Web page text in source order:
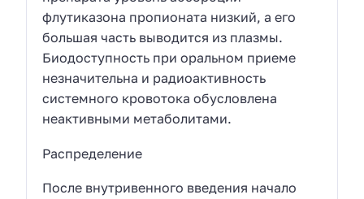
флутиказона пропионата низкий, а его
большая часть выводится из плазмы.
Биодоступность при оральном приеме
незначительна и радиоактивность
системного кровотока обусловлена
неактивными метаболитами.
Распределение
После внутривенного введения начало